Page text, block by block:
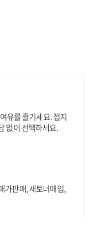
유를 즐기세요. 접지
없이 선택하세요.
가판매, 새토너매입,